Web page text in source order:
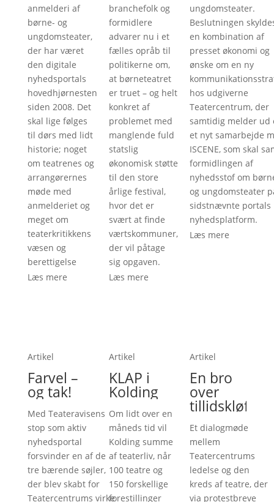
anmelderi af
børne- og
ungdomsteater,
der har været
den digitale
nyhedsportals
hovedhjørnesten
siden 2008. Det
skal lige følges
til dørs med lidt
historie; noget
om teatrenes og
arrangørernes
møde med
anmelderiet og
meget om
teaterkritikkens
væsen og
berettigelse
Læs mere
branchefolk og
formidlere
advarer nu i et
fælles opråb til
politikerne om,
at børneteatret
er truet – og helt
konkret af
problemet med
manglende fuld
statslig
økonomisk støtte
til den store
årlige festival,
hvor det er
svært at finde
værtskommuner,
der vil påtage
sig opgaven.
Læs mere
ungdomsteater.
Beslutningen
en kombination af
presset økonomi og
ønske om en ny
hos udgiverne
Teatercentrum, der
samtidig melder ud
et nyt samarbejde
ISCENE, som skal
formidlingen af
nyhedsstof om
og ungdomsteater
sidstnævnte portals
nyhedsplatform.
Læs mere
Artikel
Farvel –
og tak!
Med Teateravisens
stop som aktiv
nyhedsportal
forsvinder en af de
tre bærende søjler,
der blev skabt for
Teatercentrums virke
Artikel
KLAP i
Kolding
Om lidt over en
måneds tid vil
Kolding summe
af teaterliv, når
100 teatre og
150 forskellige
forestillinger
Artikel
En bro
over
tillidskløften
Et dialogmøde
mellem
Teatercentrums
ledelse og den
kreds af teatre, der
via protestbreve